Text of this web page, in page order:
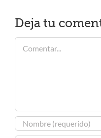
Deja tu
Comentar